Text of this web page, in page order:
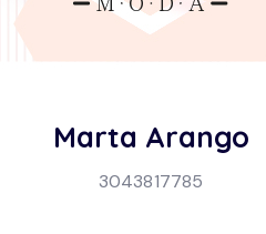
Marta Arango
3043817785